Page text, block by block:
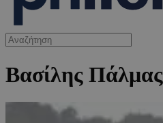
Βασίλης Πάλμας